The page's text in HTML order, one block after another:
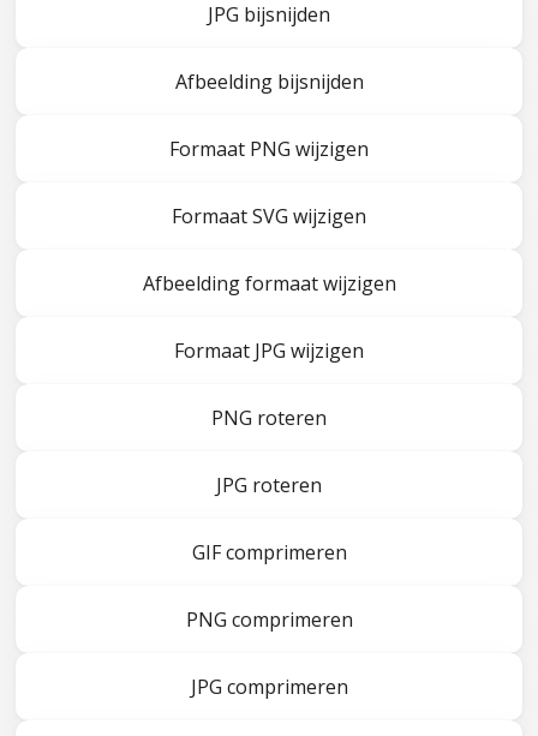
JPG bijsnijden
Afbeelding bijsnijden
Formaat PNG wijzigen
Formaat SVG wijzigen
Afbeelding formaat wijzigen
Formaat JPG wijzigen
PNG roteren
JPG roteren
GIF comprimeren
PNG comprimeren
JPG comprimeren